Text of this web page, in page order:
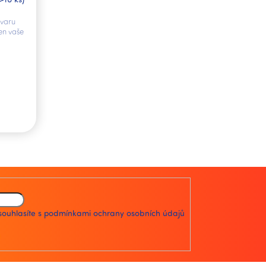
vaše
s podmínkami ochrany osobních údajů